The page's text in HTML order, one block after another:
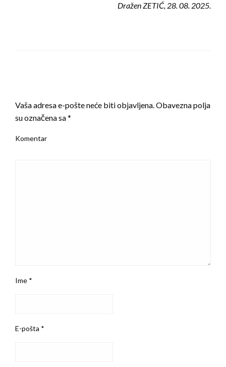
Dražen ZETIĆ, 28. 08. 2025.
Vaša adresa e-pošte neće biti objavljena.Obavezna polja
su označena sa*
Komentar
Ime *
E-pošta *